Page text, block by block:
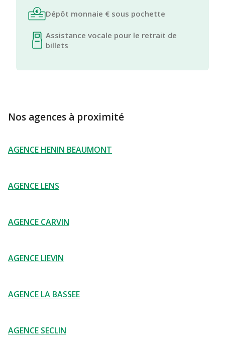
Dépôt monnaie € sous pochette
Assistance vocale pour le retrait de
billets
Nos agences à proximité
AGENCE HENIN BEAUMONT
AGENCE LENS
AGENCE CARVIN
AGENCE LIEVIN
AGENCE LA BASSEE
AGENCE SECLIN